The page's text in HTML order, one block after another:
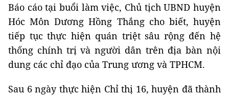
Báo cáo tại buổi làm việc, Chủ tịch UBND huyện
Hóc Môn Dương Hồng Thắng cho biết, huyện
tiếp tục thực hiện quán triệt sâu rộng đến hệ
thống chính trị và người dân trên địa bàn nội
dung các chỉ đạo của Trung ương và TPHCM.
Sau 6 ngày thực hiện Chỉ thị 16, huyện đã thành